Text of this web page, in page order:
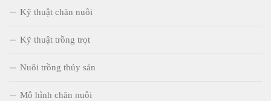
Kỹ thuật chăn nuôi
Kỹ thuật trồng trọt
Nuôi trồng thủy sản
Mô hình chăn nuôi